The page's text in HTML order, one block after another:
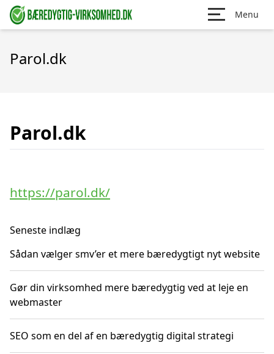
Menu
Parol.dk
Parol.dk
https://parol.dk/
Seneste indlæg
Sådan vælger smv’er et mere bæredygtigt nyt website
Gør din virksomhed mere bæredygtig ved at leje en
webmaster
SEO som en del af en bæredygtig digital strategi